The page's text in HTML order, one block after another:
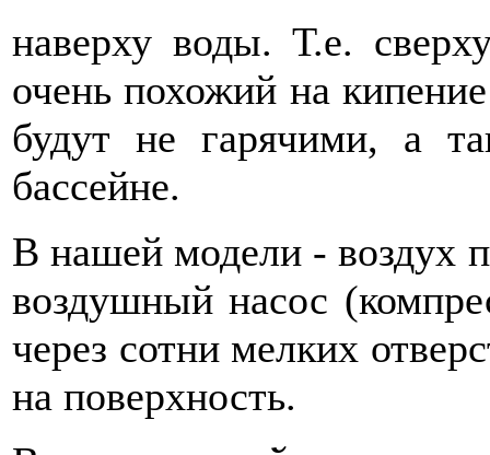
наверху воды. Т.е.
очень похожий на
будут не гарячими, а
бассейне.
В нашей модели - воздух
воздушный насос
через сотни мелких
на поверхность.